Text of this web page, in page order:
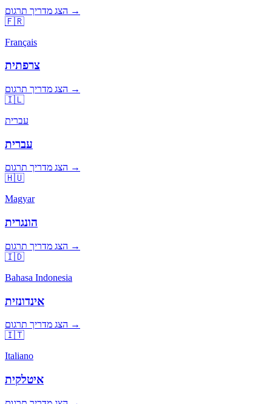
הצג מדריך תרגום →
🇫🇷
Français
צרפתית
הצג מדריך תרגום →
🇮🇱
עברית
עברית
הצג מדריך תרגום →
🇭🇺
Magyar
הונגרית
הצג מדריך תרגום →
🇮🇩
Bahasa Indonesia
אינדונזית
הצג מדריך תרגום →
🇮🇹
Italiano
איטלקית